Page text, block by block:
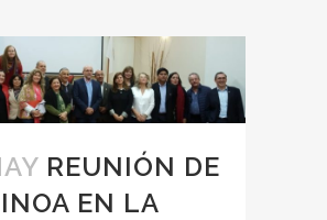
REUNIÓN DE
EN LA